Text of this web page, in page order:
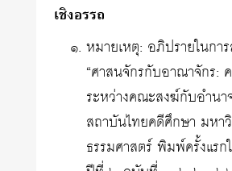
เชิงอรรถ
หมายเหตุ: อภิปรายในกา
“ศาสนจักรกับอาณาจักร:
ระหว่างคณะสงฆ์กับอำนา
สถาบันไทยคดีศึกษา มหา
ธรรมศาสตร์ พิมพ์ครั้งแร